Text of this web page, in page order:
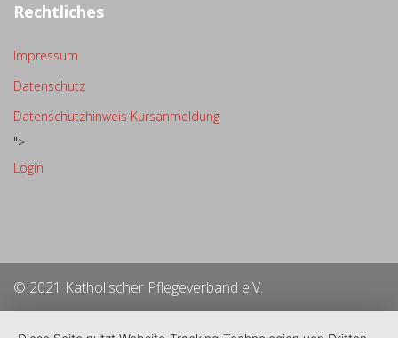
Rechtliches
Impressum
Datenschutz
Datenschutzhinweis Kursanmeldung
">
Login
© 2021 Katholischer Pflegeverband e.V.